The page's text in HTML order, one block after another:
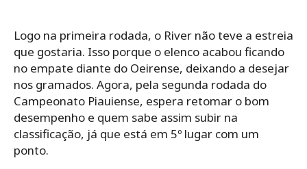
Logo na primeira rodada, o River não teve a estreia
que gostaria. Isso porque o elenco acabou ficando
no empate diante do Oeirense, deixando a desejar
nos gramados. Agora, pela segunda rodada do
Campeonato Piauiense, espera retomar o bom
desempenho e quem sabe assim subir na
classificação, já que está em 5º lugar com um
ponto.